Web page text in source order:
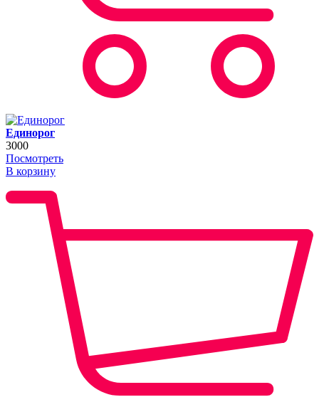
Единорог
3000
Посмотреть
В корзину